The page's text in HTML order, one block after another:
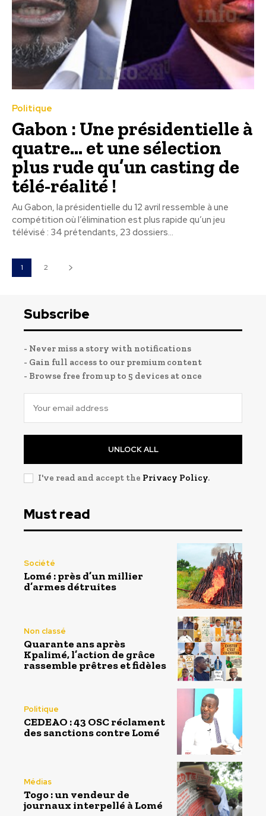
Politique
Gabon : Une présidentielle à
quatre… et une sélection
plus rude qu’un casting de
télé-réalité !
Au Gabon, la présidentielle du 12 avril ressemble à une
compétition où l’élimination est plus rapide qu’un jeu
télévisé : 34 prétendants, 23 dossiers...
1 2
Subscribe
- Never miss a story with notifications
- Gain full access to our premium content
- Browse free from up to 5 devices at once
UNLOCK ALL
I've read and accept the Privacy Policy.
Must read
Société
Lomé : près d’un millier
d’armes détruites
Non classé
Quarante ans après
Kpalimé, l’action de grâce
rassemble prêtres et fidèles
Politique
CEDEAO : 43 OSC réclament
des sanctions contre Lomé
Médias
Togo : un vendeur de
journaux interpellé à Lomé